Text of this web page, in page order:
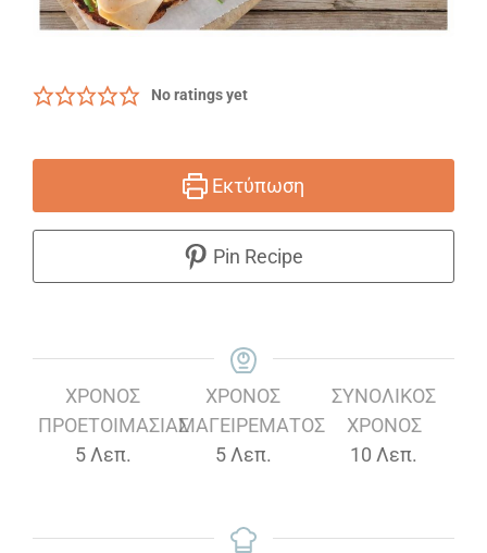
No ratings yet
Εκτύπωση
Pin Recipe
ΧΡΌΝΟΣ
ΠΡΟΕΤΟΙΜΑΣΊΑΣ
5Λεπτά
Λεπ.
ΧΡΌΝΟΣ
ΜΑΓΕΙΡΈΜΑΤΟΣ
5Λεπτά
Λεπ.
ΣΥΝΟΛΙΚΌΣ
ΧΡΌΝΟΣ
10 Λεπτά
Λεπ.